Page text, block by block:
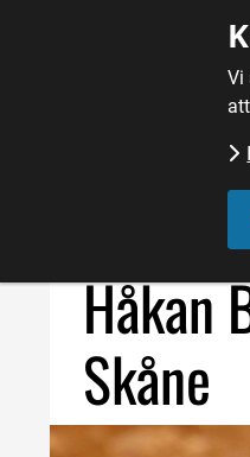
Vi
Håkan
Skåne